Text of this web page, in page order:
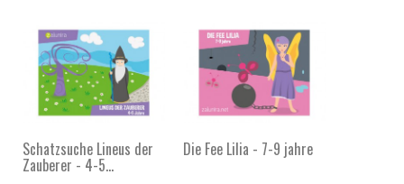
Schatzsuche Lineus der
Zauberer - 4-5...
Die Fee Lilia - 7-9 jahre